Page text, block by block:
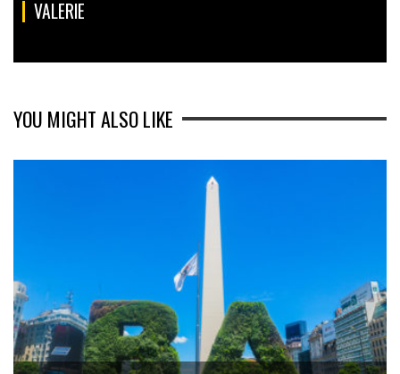
VALERIE
YOU MIGHT ALSO LIKE